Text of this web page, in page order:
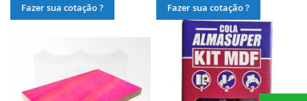
À
DESEJOS
PARA
Fazer sua cotação ?
À
LISTA
DE
DESEJOS
PARA
COMPARAR
Fazer sua cotação ?